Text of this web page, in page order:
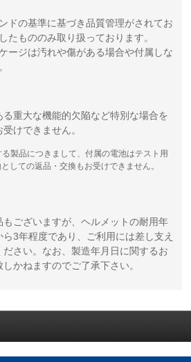
ドの基準に基づき品質管理がされてお
たもののみ取り扱っております。
ージは汚れや傷がある場合や付属しな
重大な機能的欠陥など特別な場合を
けできません。
製品につきまして、付属の電池はテスト用
しての返品・交換もお受けできません。
ございますが、ヘルメットの耐用年
ら3年程度であり、ご利用には差し支え
さい。なお、製造年月日に関するお
かねますのでご了承下さい。